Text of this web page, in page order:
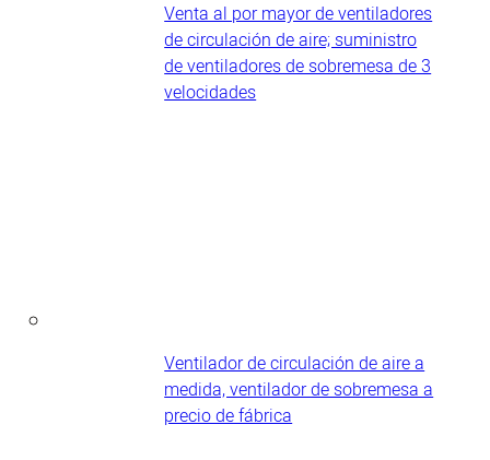
Venta al por mayor de ventiladores
de circulación de aire; suministro
de ventiladores de sobremesa de 3
velocidades
Ventilador de circulación de aire a
medida, ventilador de sobremesa a
precio de fábrica